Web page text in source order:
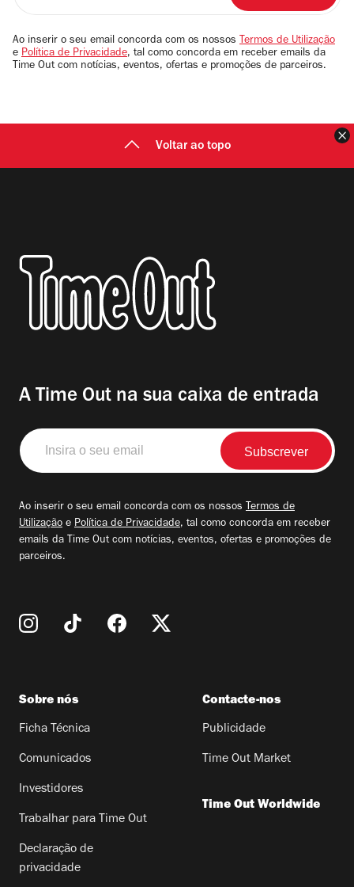
email
Ao inserir o seu email concorda com os nossos Termos de Utilização
e Política de Privacidade, tal como concorda em receber emails da
Time Out com notícias, eventos, ofertas e promoções de parceiros.
Voltar ao topo
A Time Out na sua caixa de entrada
Insira
o
seu
Ao inserir o seu email concorda com os nossos Termos de
Utilização e Política de Privacidade, tal como concorda em receber
emails da Time Out com notícias, eventos, ofertas e promoções de
parceiros.
Sobre nós
Ficha Técnica
Comunicados
Investidores
Trabalhar para Time Out
Declaração de
privacidade
Contacte-nos
Publicidade
Time Out Market
Time Out Worldwide